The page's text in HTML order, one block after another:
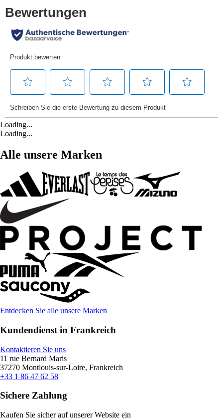
Loading...
Loading...
Alle unsere Marken
Entdecken Sie alle unsere Marken
Kundendienst in Frankreich
Kontaktieren Sie uns
11 rue Bernard Maris
37270 Montlouis-sur-Loire, Frankreich
+33 1 86 47 62 58
Sichere Zahlung
Kaufen Sie sicher auf unserer Website ein